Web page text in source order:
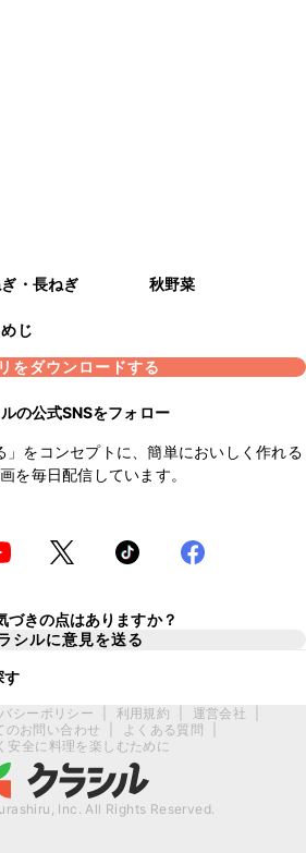
・長ねぎ 秋野菜
めじ
をダウンロードする
の公式SNSをフォロー
」をコンセプトに、簡単においしく作れる
を毎日配信しています。
づきの点はありますか？
シルに意見を送る
す
シーポリシー 利用規約 運営会社
のお問い合わせ
よくある質問
安全に料理を楽しむために
Inc. All Rights Reserved.